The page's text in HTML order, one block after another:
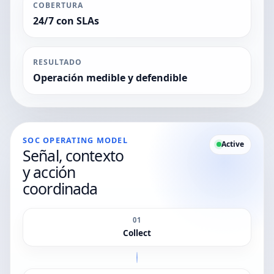
COBERTURA
24/7 con SLAs
RESULTADO
Operación medible y defendible
SOC OPERATING MODEL
Señal, contexto
y acción
coordinada
Active
01
Collect